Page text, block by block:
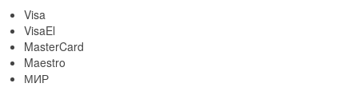
Visa
VisaEl
MasterCard
Maestro
МИР